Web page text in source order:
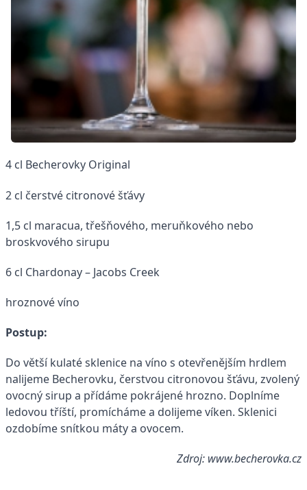
4 cl Becherovky Original
2 cl čerstvé citronové šťávy
1,5 cl maracua, třešňového, meruňkového nebo
broskvového sirupu
6 cl Chardonay – Jacobs Creek
hroznové víno
Postup:
Do větší kulaté sklenice na víno s otevřenějším hrdlem
nalijeme Becherovku, čerstvou citronovou šťávu, zvolený
ovocný sirup a přídáme pokrájené hrozno. Doplníme
ledovou tříští, promícháme a dolijeme víken. Sklenici
ozdobíme snítkou máty a ovocem.
Zdroj: www.becherovka.cz